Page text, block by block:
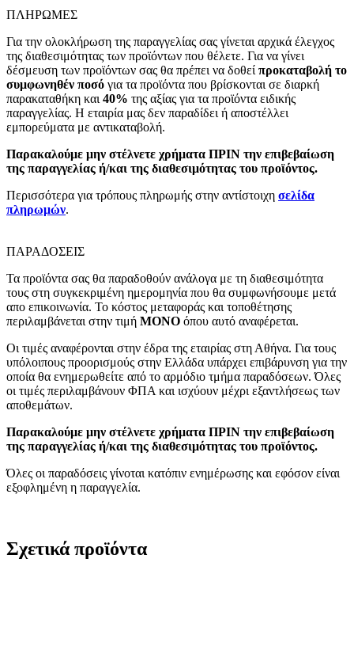
ΠΛΗΡΩΜΕΣ
Για την ολοκλήρωση της παραγγελίας σας γίνεται αρχικά έλεγχος
της διαθεσιμότητας των προϊόντων που θέλετε. Για να γίνει
δέσμευση των προϊόντων σας θα πρέπει να δοθείπροκαταβολή το
συμφωνηθέν ποσό για τα προϊόντα που βρίσκονται σε διαρκή
παρακαταθήκη και40% της αξίας για τα προϊόντα ειδικής
παραγγελίας. Η εταιρία μας δεν παραδίδει ή αποστέλλει
εμπορεύματα με αντικαταβολή.
Παρακαλούμε μην στέλνετε χρήματα ΠΡΙΝ την επιβεβαίωση
της παραγγελίας ή/και της διαθεσιμότητας του προϊόντος.
Περισσότερα για τρόπους πληρωμής στην αντίστοιχη σελίδα
πληρωμών.
ΠΑΡΑΔΟΣΕΙΣ
Τα προϊόντα σας θα παραδοθούν ανάλογα με τη διαθεσιμότητα
τους στη συγκεκριμένη ημερομηνία που θα συμφωνήσουμε μετά
απο επικοινωνία. Το κόστος μεταφοράς και τοποθέτησης
περιλαμβάνεται στην τιμή MONO όπου αυτό αναφέρεται.
Οι τιμές αναφέρονται στην έδρα της εταιρίας στη Αθήνα. Για τους
υπόλοιπους προορισμούς στην Ελλάδα υπάρχει επιβάρυνση για την
οποία θα ενημερωθείτε από το αρμόδιο τμήμα παραδόσεων. Όλες
οι τιμές περιλαμβάνουν ΦΠΑ και ισχύουν μέχρι εξαντλήσεως των
αποθεμάτων.
Παρακαλούμε μην στέλνετε χρήματα ΠΡΙΝ την επιβεβαίωση
της παραγγελίας ή/και της διαθεσιμότητας του προϊόντος.
Όλες οι παραδόσεις γίνοται κατόπιν ενημέρωσης και εφόσον είναι
εξοφλημένη η παραγγελία.
Σχετικά προϊόντα